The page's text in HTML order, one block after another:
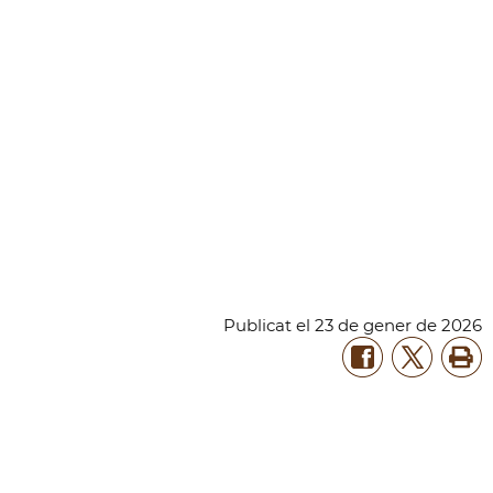
Publicat el 23 de gener de 2026